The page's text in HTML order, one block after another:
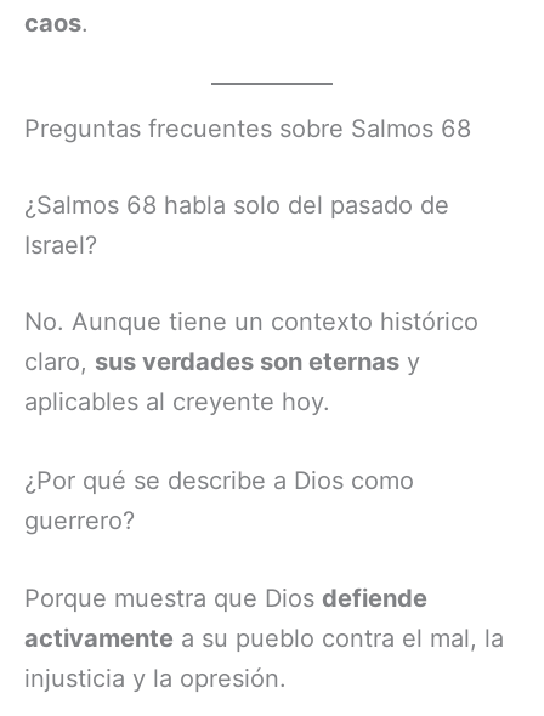
caos.
Preguntas frecuentes sobre Salmos 68
¿Salmos 68 habla solo del pasado de
Israel?
No. Aunque tiene un contexto histórico
claro, sus verdades son eternas y
aplicables al creyente hoy.
¿Por qué se describe a Dios como
guerrero?
Porque muestra que Dios defiende
activamente a su pueblo contra el mal, la
injusticia y la opresión.